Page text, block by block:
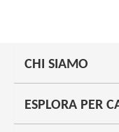
CHI SIAMO
ESPLORA PER